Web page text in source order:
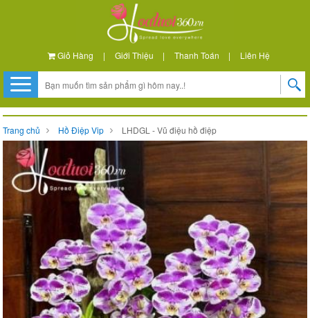
Giỏ Hàng | Giới Thiệu | Thanh Toán | Liên Hệ
Trang chủ Hồ Điệp Vip LHDGL - Vũ điệu hồ điệp